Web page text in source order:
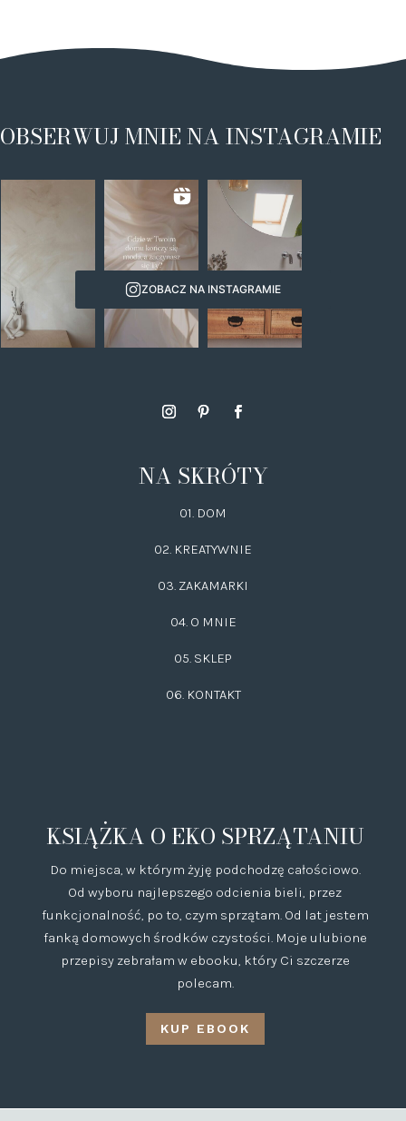
OBSERWUJ MNIE NA INSTAGRAMIE
ZOBACZ NA INSTAGRAMIE
NA SKRÓTY
01. DOM
02. KREATYWNIE
03. ZAKAMARKI
04. O MNIE
05. SKLEP
06. KONTAKT
KSIĄŻKA O EKO SPRZĄTANIU
Do miejsca, w którym żyję podchodzę całościowo.
Od wyboru najlepszego odcienia bieli, przez
funkcjonalność, po to, czym sprzątam. Od lat jestem
fanką domowych środków czystości. Moje ulubione
przepisy zebrałam w ebooku, który Ci szczerze
polecam.
KUP EBOOK